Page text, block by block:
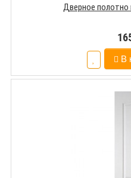
Дверное полотно
В